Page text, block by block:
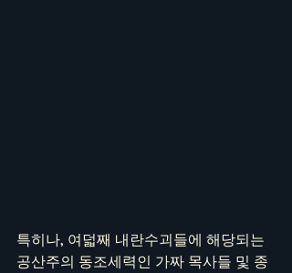
특히나, 여덟째 내란수괴들에 해당되는
공산주의 동조세력인 가짜 목사들 및 종